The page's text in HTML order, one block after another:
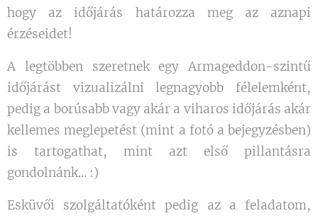
hogy az időjárás határozza meg az aznapi
érzéseidet!
A legtöbben szeretnek egy Armageddon-szintű
időjárást vizualizálni legnagyobb félelemként,
pedig a borúsabb vagy akár a viharos időjárás akár
kellemes meglepetést (mint a fotó a bejegyzésben)
is tartogathat, mint azt első pillantásra
gondolnánk... :)
Esküvői szolgáltatóként pedig az a feladatom,